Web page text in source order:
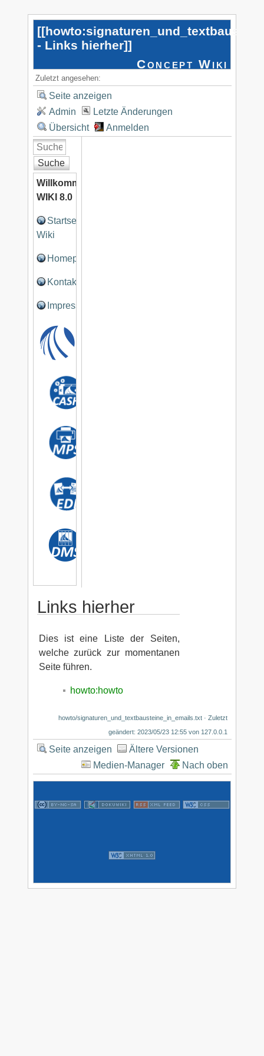
[[
- Links hierher]]
Concept Wiki
Zuletzt angesehen:
Seite anzeigen
Admin
Letzte Änderungen
Übersicht
Anmelden
Suche
Willkommen
WIKI 8.0
Startseite
Wiki
Homepage
Kontakt
Impressum
Links hierher
Dies ist eine Liste der Seiten,
welche zurück zur momentanen
Seite führen.
howto:howto
howto/signaturen_und_textbausteine_in_emails.txt · Zuletzt
geändert: 2023/05/23 12:55 von 127.0.0.1
Seite anzeigen
Ältere Versionen
Medien-Manager
Nach oben